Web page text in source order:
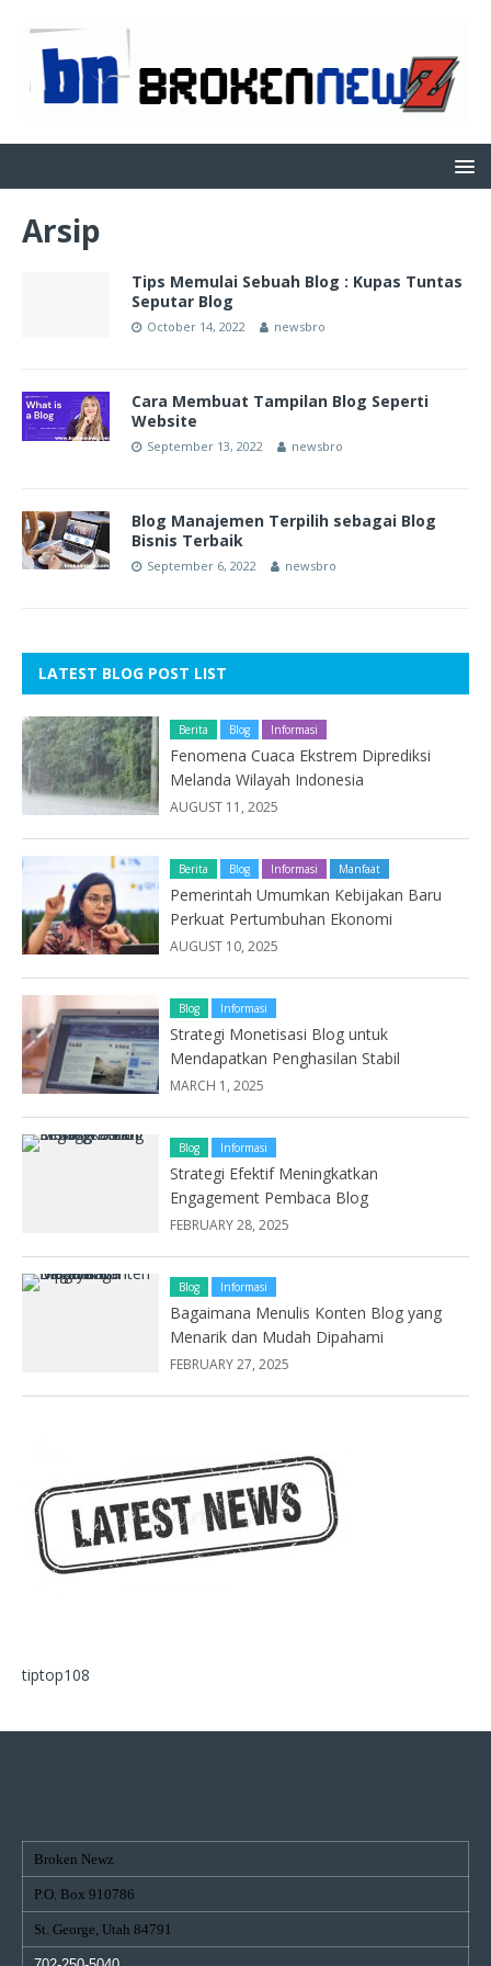
Arsip
Tips Memulai Sebuah Blog : Kupas Tuntas
Seputar Blog
October 14, 2022 newsbro
Cara Membuat Tampilan Blog Seperti
Website
September 13, 2022 newsbro
Blog Manajemen Terpilih sebagai Blog
Bisnis Terbaik
September 6, 2022 newsbro
LATEST BLOG POST LIST
Berita Blog Informasi
Fenomena Cuaca Ekstrem Diprediksi
Melanda Wilayah Indonesia
AUGUST 11, 2025
Berita Blog Informasi Manfaat
Pemerintah Umumkan Kebijakan Baru
Perkuat Pertumbuhan Ekonomi
AUGUST 10, 2025
Blog Informasi
Strategi Monetisasi Blog untuk
Mendapatkan Penghasilan Stabil
MARCH 1, 2025
Blog Informasi
Strategi Efektif Meningkatkan
Engagement Pembaca Blog
FEBRUARY 28, 2025
Blog Informasi
Bagaimana Menulis Konten Blog yang
Menarik dan Mudah Dipahami
FEBRUARY 27, 2025
tiptop108
Broken Newz
P.O. Box 910786
St. George, Utah 84791